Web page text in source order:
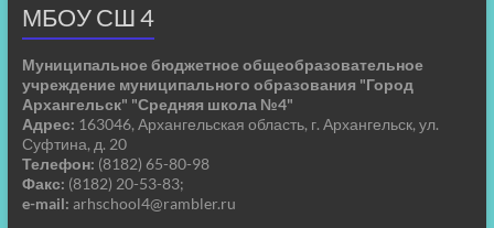
МБОУ СШ 4
Муниципальное бюджетное общеобразовательное
учреждение муниципального образования "Город
Архангельск" "Средняя школа №4"
Адрес: 163046, Архангельская область, г. Архангельск, ул.
Суфтина, д. 20
Телефон: (8182) 65-80-98
Факс: (8182) 20-53-83;
e-mail: arhschool4@rambler.ru